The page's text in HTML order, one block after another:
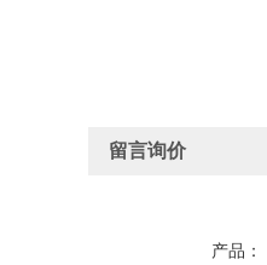
留言询价
产品：